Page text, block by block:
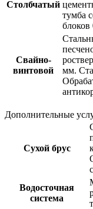
Столбчатый
тумба
блоков
Свайно-
винтовой
мм.
Дополнительные
Сухой брус
Водосточная
система